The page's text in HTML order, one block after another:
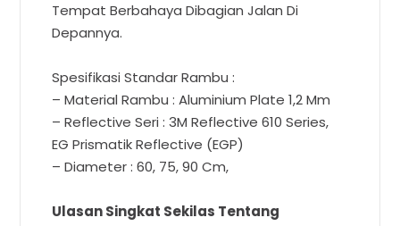
Tempat Berbahaya Dibagian Jalan Di
Depannya.
Spesifikasi Standar Rambu :
– Material Rambu : Aluminium Plate 1,2 Mm
– Reflective Seri : 3M Reflective 610 Series,
EG Prismatik Reflective (EGP)
– Diameter : 60, 75, 90 Cm,
Ulasan Singkat Sekilas Tentang